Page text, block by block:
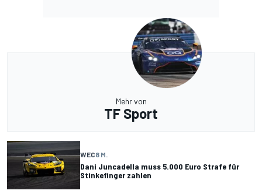
Mehr von
TF Sport
WEC8 M.
Dani Juncadella muss 5.000 Euro Strafe für
Stinkefinger zahlen